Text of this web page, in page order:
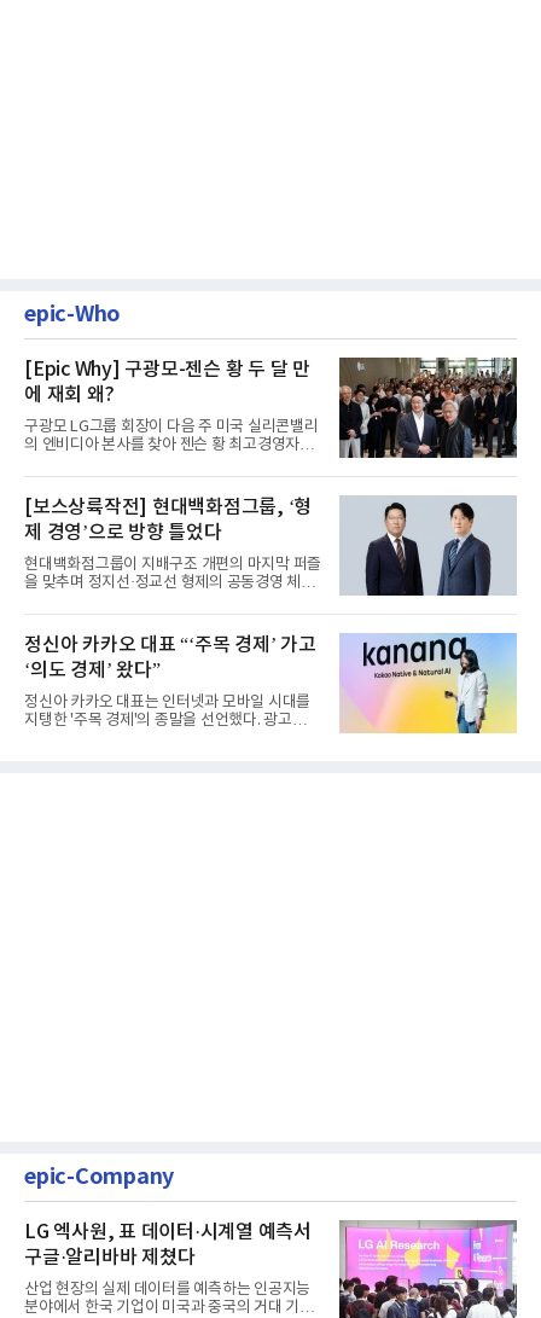
epic-Who
[Epic Why] 구광모-젠슨 황 두 달 만
에 재회 왜?
구광모 LG그룹 회장이 다음 주 미국 실리콘밸리
의 엔비디아 본사를 찾아 젠슨 황 최고경영자
[보스상륙작전] 현대백화점그룹, ‘형
제 경영’으로 방향 틀었다
현대백화점그룹이 지배구조 개편의 마지막 퍼즐
을 맞추며 정지선·정교선 형제의 공동경영 체제
정신아 카카오 대표 “‘주목 경제’ 가고
‘의도 경제’ 왔다”
정신아 카카오 대표는 인터넷과 모바일 시대를
지탱한 '주목 경제'의 종말을 선언했다. 광고를
epic-Company
LG 엑사원, 표 데이터·시계열 예측서
구글·알리바바 제쳤다
산업 현장의 실제 데이터를 예측하는 인공지능
분야에서 한국 기업이 미국과 중국의 거대 기술